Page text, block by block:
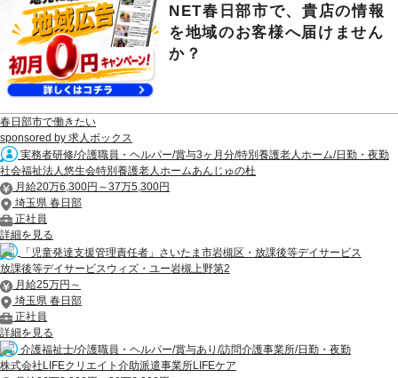
NET春日部市で、貴店の情報
を地域のお客様へ届けません
か？
春日部市で働きたい
sponsored by 求人ボックス
実務者研修/介護職員・ヘルパー/賞与3ヶ月分/特別養護老人ホーム/日勤・夜勤
社会福祉法人悠生会特別養護老人ホームあんじゅの杜
月給20万6,300円～37万5,300円
埼玉県 春日部
正社員
詳細を見る
「児童発達支援管理責任者」さいたま市岩槻区・放課後等デイサービス
放課後等デイサービスウィズ・ユー岩槻上野第2
月給25万円～
埼玉県 春日部
正社員
詳細を見る
介護福祉士/介護職員・ヘルパー/賞与あり/訪問介護事業所/日勤・夜勤
株式会社LIFEクリエイト介助派遣事業所LIFEケア